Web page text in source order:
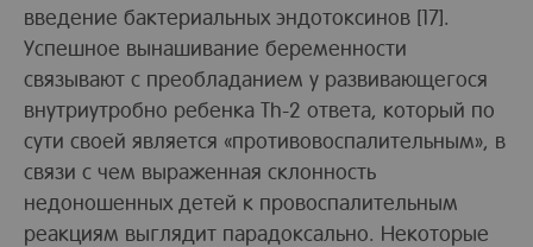
введение бактериальных эндотоксинов [17].
Успешное вынашивание беременности
связывают с преобладанием у развивающегося
внутриутробно ребенка Тh-2 ответа, который по
сути своей является «противовоспалительным», в
связи с чем выраженная склонность
недоношенных детей к провоспалительным
реакциям выглядит парадоксально. Некоторые